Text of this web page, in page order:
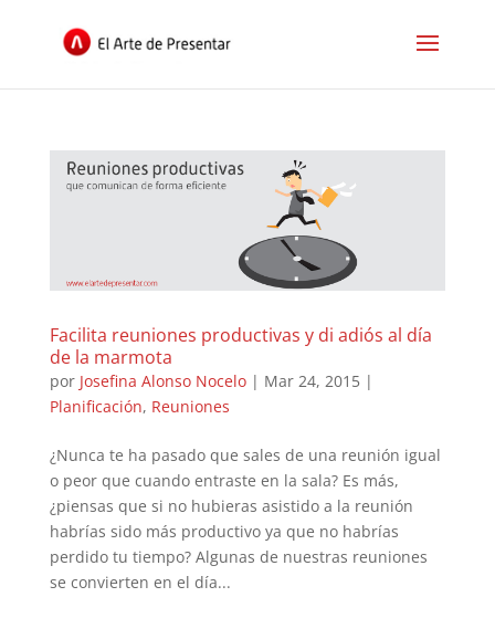
Facilita reuniones productivas y di adiós al día
de la marmota
por Josefina Alonso Nocelo| Mar 24, 2015|
Planificación, Reuniones
¿Nunca te ha pasado que sales de una reunión igual
o peor que cuando entraste en la sala? Es más,
¿piensas que si no hubieras asistido a la reunión
habrías sido más productivo ya que no habrías
perdido tu tiempo? Algunas de nuestras reuniones
se convierten en el día...